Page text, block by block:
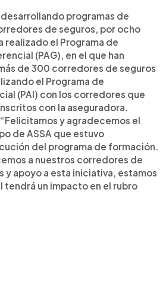
programas de
de seguros, por ocho
realizado el Programa de
(PAG), en el que han
de 300 corredores de seguros
el Programa de
(PAI) con los corredores que
con la aseguradora.
y agradecemos el
de ASSA que estuvo
del programa de formación.
a nuestros corredores de
y apoyo a esta iniciativa, estamos
tendrá un impacto en el rubro